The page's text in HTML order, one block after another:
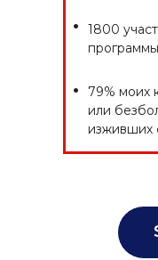
•
•
79% моих
или
изживших
1800
программы